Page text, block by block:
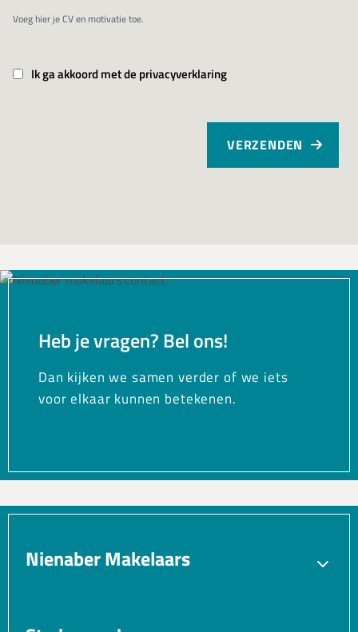
Voeg hier je CV en motivatie toe.
Ik ga akkoord met de privacyverklaring
VERZENDEN
Heb je vragen? Bel ons!
Dan kijken we samen verder of we iets
voor elkaar kunnen betekenen.
Nienaber Makelaars
Verhuren